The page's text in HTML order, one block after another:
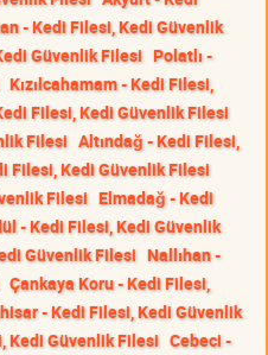
- Kedi Filesi, Kedi Güvenlik
Güvenlik Filesi Polatlı -
Kızılcahamam - Kedi Filesi,
Filesi, Kedi Güvenlik Filesi
Filesi Altındağ - Kedi Filesi,
Filesi, Kedi Güvenlik Filesi
Filesi Elmadağ - Kedi
- Kedi Filesi, Kedi Güvenlik
Güvenlik Filesi Nallıhan -
Çankaya Koru - Kedi Filesi,
- Kedi Filesi, Kedi Güvenlik
Kedi Güvenlik Filesi Cebeci -